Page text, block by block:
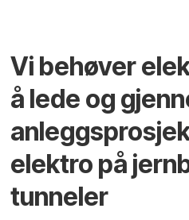
Vi behøver
å lede og
elektro på
tunneler